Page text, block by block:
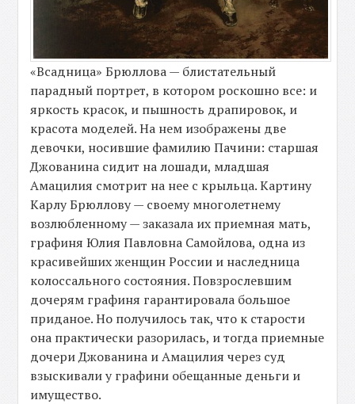
«Всадница» Брюллова — блистательный
парадный портрет, в котором роскошно все: и
яркость красок, и пышность драпировок, и
красота моделей. На нем изображены две
девочки, носившие фамилию Пачини: старшая
Джованина сидит на лошади, младшая
Амацилия смотрит на нее с крыльца. Картину
Карлу Брюллову — своему многолетнему
возлюбленному — заказала их приемная мать,
графиня Юлия Павловна Самойлова, одна из
красивейших женщин России и наследница
колоссального состояния. Повзрослевшим
дочерям графиня гарантировала большое
приданое. Но получилось так, что к старости
она практически разорилась, и тогда приемные
дочери Джованина и Амацилия через суд
взыскивали у графини обещанные деньги и
имущество.